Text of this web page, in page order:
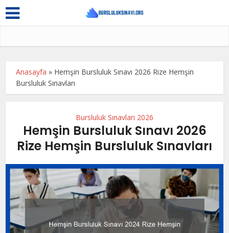
Anasayfa » Hemşin Bursluluk Sınavı 2026 Rize Hemşin
Bursluluk Sınavları
Bursluluk Sınavları 2026
Hemşin Bursluluk Sınavı 2026
Rize Hemşin Bursluluk Sınavları